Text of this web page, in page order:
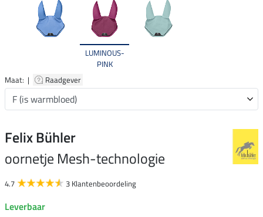
LUMINOUS-
PINK
Maat: |
Raadgever
Felix Bühler
oornetje Mesh-technologie
4.7 3 Klantenbeoordeling
Leverbaar